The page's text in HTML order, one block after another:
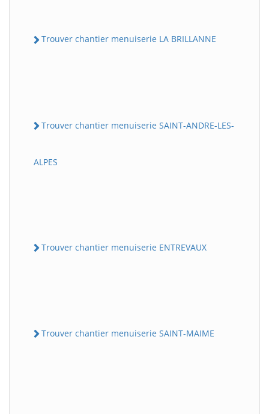
Trouver chantier menuiserie LA BRILLANNE
Trouver chantier menuiserie SAINT-ANDRE-LES-
ALPES
Trouver chantier menuiserie ENTREVAUX
Trouver chantier menuiserie SAINT-MAIME